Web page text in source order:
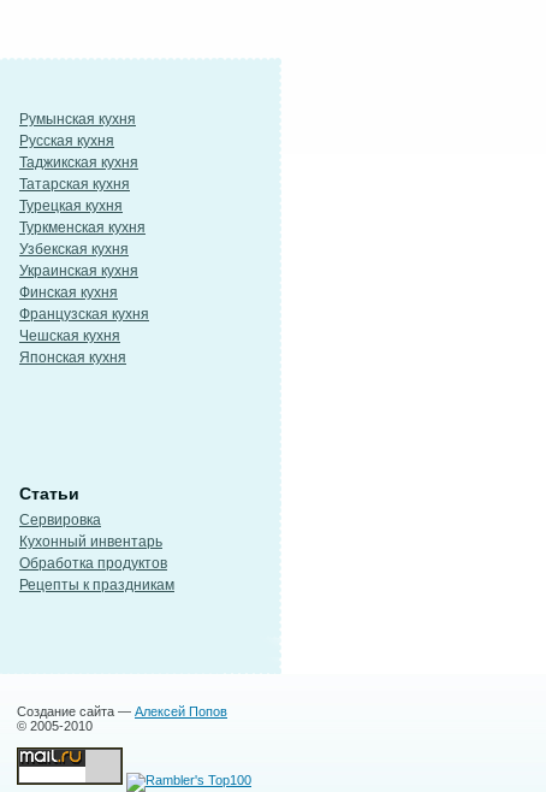
Румынская кухня
Русская кухня
Таджикская кухня
Татарская кухня
Турецкая кухня
Туркменская кухня
Узбекская кухня
Украинская кухня
Финская кухня
Французская кухня
Чешская кухня
Японская кухня
Статьи
Сервировка
Кухонный инвентарь
Обработка продуктов
Рецепты к праздникам
Создание сайта — Алексей Попов
© 2005-2010